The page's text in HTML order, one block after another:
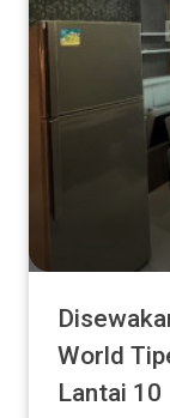
World
Lantai 10